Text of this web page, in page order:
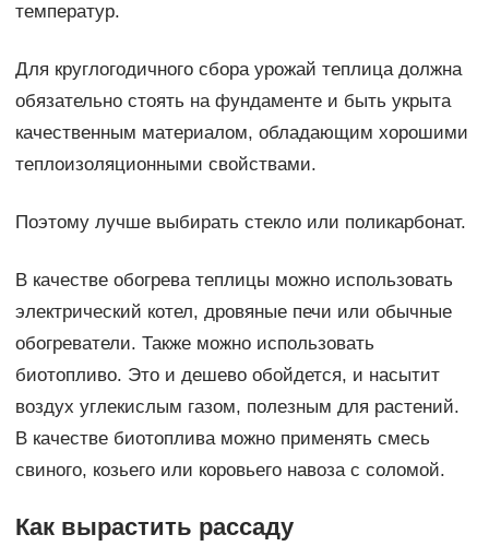
температур.
Для круглогодичного сбора урожай теплица должна
обязательно стоять на фундаменте и быть укрыта
качественным материалом, обладающим хорошими
теплоизоляционными свойствами.
Поэтому лучше выбирать стекло или поликарбонат.
В качестве обогрева теплицы можно использовать
электрический котел, дровяные печи или обычные
обогреватели. Также можно использовать
биотопливо. Это и дешево обойдется, и насытит
воздух углекислым газом, полезным для растений.
В качестве биотоплива можно применять смесь
свиного, козьего или коровьего навоза с соломой.
Как вырастить рассаду